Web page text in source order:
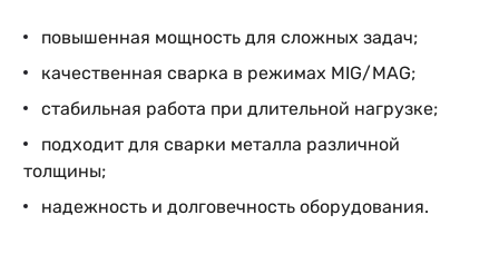
повышенная мощность для сложных задач;
качественная сварка в режимах MIG/MAG;
стабильная работа при длительной нагрузке;
подходит для сварки металла различной
толщины;
надежность и долговечность оборудования.